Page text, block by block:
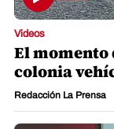
Videos
El momento
colonia
Redacción La Prensa